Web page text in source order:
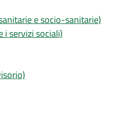
e socio-sanitarie)
servizi sociali)